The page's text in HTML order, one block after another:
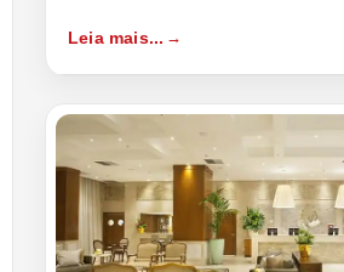
Leia mais...